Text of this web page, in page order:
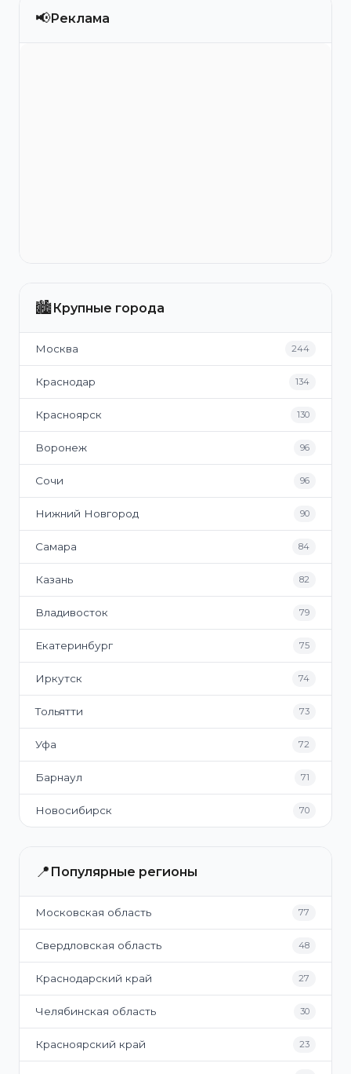
📢Реклама
🏙️Крупные города
Москва 244
Краснодар 134
Красноярск 130
Воронеж 96
Сочи 96
Нижний Новгород 90
Самара 84
Казань 82
Владивосток 79
Екатеринбург 75
Иркутск 74
Тольятти 73
Уфа 72
Барнаул 71
Новосибирск 70
📍 Популярные регионы
Московская область 77
Свердловская область 48
Краснодарский край 27
Челябинская область 30
Красноярский край 23